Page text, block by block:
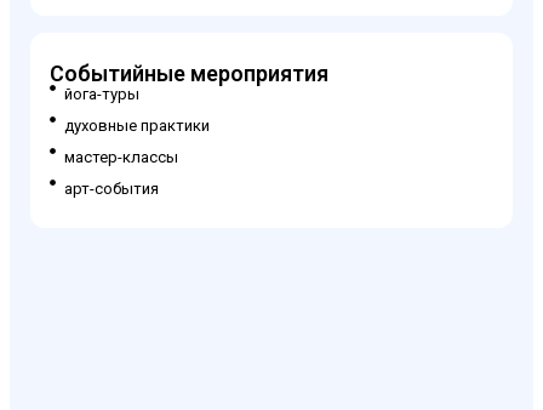
Событийные мероприятия
йога-туры
духовные практики
мастер-классы
арт-события